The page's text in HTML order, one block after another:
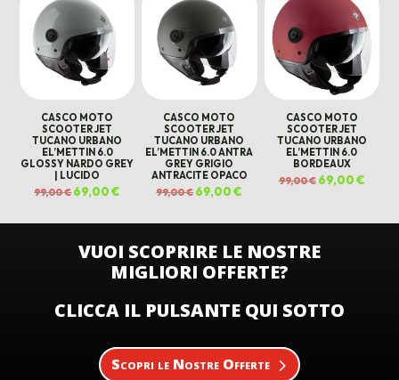
99,00 €. 69,00
CASCO MOTO
SCOOTER JET
TUCANO URBANO
EL’METTIN 6.0
GLOSSY NARDO GREY
| LUCIDO
99,00€Il
prezzo
99,00 €.
69,00€
69,00 €.
CASCO MOTO
SCOOTER JET
TUCANO URBANO
EL’METTIN 6.0 ANTRA
GREY GRIGIO
ANTRACITE OPACO
99,00€Il
prezzo
99,00 €.
69,00€
69,00 €.
CASCO MOTO
SCOOTER JET
TUCANO URBANO
EL’METTIN 6.0
BORDEAUX
99,00€ Il
prezzo
69,00€Il
VUOI SCOPRIRE LE NOSTRE
MIGLIORI OFFERTE?
CLICCA IL PULSANTE QUI SOTTO
Scopri le Nostre Offerte